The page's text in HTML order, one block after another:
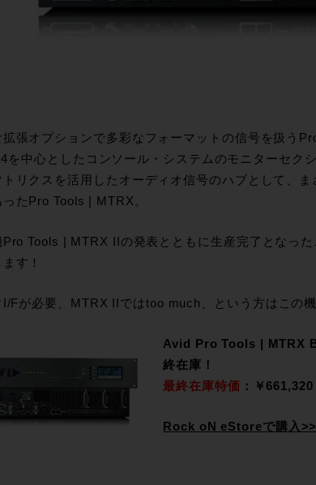
拡張オプションで多彩なフォーマットの信号を扱う
を中心としたコンソール・システムのモニターセク
トリクスを活用したオーディオ信号のハブとして、
たPro Tools | MTRX。
Pro Tools | MTRX IIの発表とともに生産完了となっ
す！
I/Fが必要、MTRX IIではtoo much、という方はこの
Avid Pro Tools | MTRX
終在庫！
最終在庫特価 ：￥661,320
Rock oN eStoreで購入>>